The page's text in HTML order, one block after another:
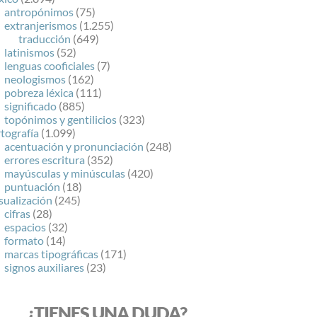
antropónimos (75)
extranjerismos (1.255)
traducción (649)
latinismos (52)
lenguas cooficiales (7)
neologismos (162)
pobreza léxica (111)
significado (885)
topónimos y gentilicios (323)
(1.099)
acentuación y pronunciación (248)
errores escritura (352)
mayúsculas y minúsculas (420)
puntuación (18)
(245)
cifras (28)
espacios (32)
formato (14)
marcas tipográficas (171)
signos auxiliares (23)
¿TIENES UNA DUDA?